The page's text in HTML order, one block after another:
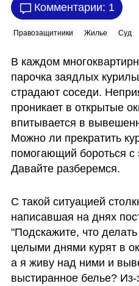
Комментарии: 1
Правозащитники Жилье Суд
В каждом
парочка заядлых
страдают соседи.
проникает в открытые
впитывается в
Можно ли прекратить
помогающий бороться с
Давайте разберемся.
С такой ситуацией
написавшая на днях
"Подскажите, что
целыми днями курят в
а я живу над ними и
выстиранное белье? Из-